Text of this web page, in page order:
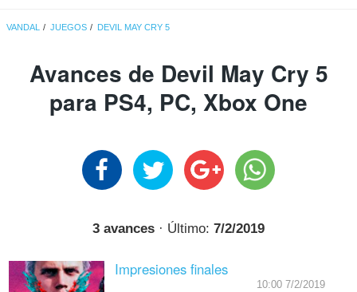
VANDAL JUEGOS DEVIL MAY CRY 5
Avances de Devil May Cry 5
para PS4, PC, Xbox One
3 avances · Último: 7/2/2019
Impresiones finales
10:00 7/2/2019